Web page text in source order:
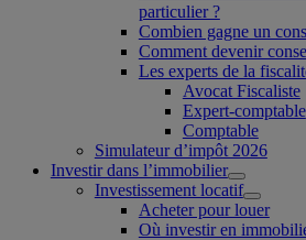
particulier ?
Combien gagne un
Comment devenir
Les experts de la
Avocat Fiscaliste
Expert-comptable
Comptable
Simulateur d’impôt 2026
Investir dans l’immobilier
Investissement locatif
Acheter pour louer
Où investir en